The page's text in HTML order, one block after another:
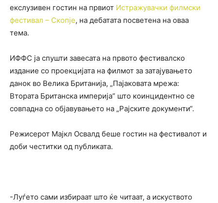
екслузивен гостин на првиот Истражувачки филмски
фестивал – Скопје, на дебатата посветена на оваа
тема.
ИФФС ја спушти завесата на првото фестивалско
издание со проекцијата на филмот за затајувањето
данок во Велика Британија, „Пајаковата мрежа:
Втората Британска империја” што коинцидентно се
совпадна со објавувањето на „Рајските документи“.
Режисерот Мајкл Освалд беше гостин на фестивалот и
доби честитки од публиката.
-Луѓето сами избираат што ќе читаат, а искуството